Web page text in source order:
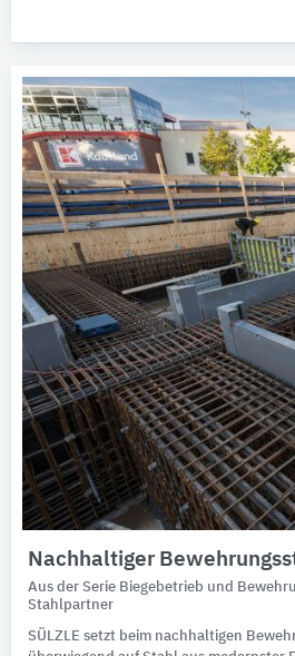
Nachhaltiger
Aus der Serie Biegebetrieb und
Stahlpartner
SÜLZLE setzt beim nachhaltigen